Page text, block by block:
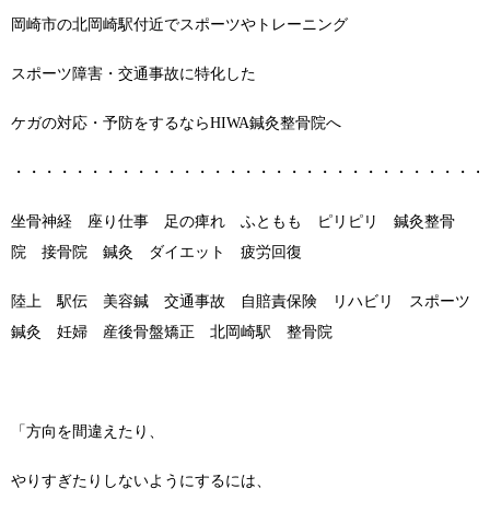
岡崎市の北岡崎駅付近でスポーツやトレーニング
スポーツ障害・交通事故に特化した
ケガの対応・予防をするならHIWA鍼灸整骨院へ
・・・・・・・・・・・・・・・・・・・・・・・・・・・・・・
坐骨神経 座り仕事 足の痺れ ふともも ピリピリ 鍼灸整骨
院 接骨院 鍼灸 ダイエット 疲労回復
陸上 駅伝 美容鍼 交通事故 自賠責保険 リハビリ スポーツ
鍼灸 妊婦 産後骨盤矯正 北岡崎駅 整骨院
「方向を間違えたり、
やりすぎたりしないようにするには、